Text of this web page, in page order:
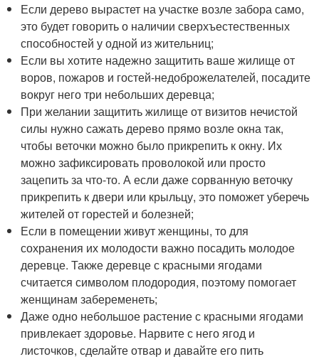
Если дерево вырастет на участке возле забора само,
это будет говорить о наличии сверхъестественных
способностей у одной из жительниц;
Если вы хотите надежно защитить ваше жилище от
воров, пожаров и гостей-недоброжелателей, посадите
вокруг него три небольших деревца;
При желании защитить жилище от визитов нечистой
силы нужно сажать дерево прямо возле окна так,
чтобы веточки можно было прикрепить к окну. Их
можно зафиксировать проволокой или просто
зацепить за что-то. А если даже сорванную веточку
прикрепить к двери или крыльцу, это поможет уберечь
жителей от горестей и болезней;
Если в помещении живут женщины, то для
сохранения их молодости важно посадить молодое
деревце. Также деревце с красными ягодами
считается символом плодородия, поэтому помогает
женщинам забеременеть;
Даже одно небольшое растение с красными ягодами
привлекает здоровье. Нарвите с него ягод и
листочков, сделайте отвар и давайте его пить